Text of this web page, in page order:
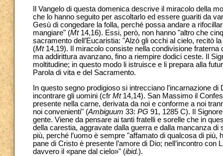
Il Vangelo di questa domenica descrive il miracolo della
che lo hanno seguito per ascoltarlo ed essere guariti da
Gesù di congedare la folla, perché possa andare a
mangiare" (Mt14,16). Essi, però, non hanno "altro che
sacramento dell’Eucaristia: "Alzò gli occhi al cielo, recitò
(Mt14,19). Il miracolo consiste nella condivisione fraterna
ma addirittura avanzano, fino a riempire dodici ceste. Il
moltitudine; in questo modo li istruisce e li prepara alla
Parola di vita e del Sacramento.
In questo segno prodigioso si intrecciano l’incarnazione
incontrare gli uomini (cfr Mt14,14). San Massimo il
presente nella carne, derivata da noi e conforme a noi
noi convenienti" (Ambiguum 33: PG 91, 1285 C). Il
gente. Viene da pensare ai tanti fratelli e sorelle che in
della carestia, aggravate dalla guerra e dalla mancanza
più, perché l’uomo è sempre "affamato di qualcosa di più,
pane di Cristo è presente l’amore di Dio; nell’incontro
davvero il «pane dal cielo»" (ibid.).